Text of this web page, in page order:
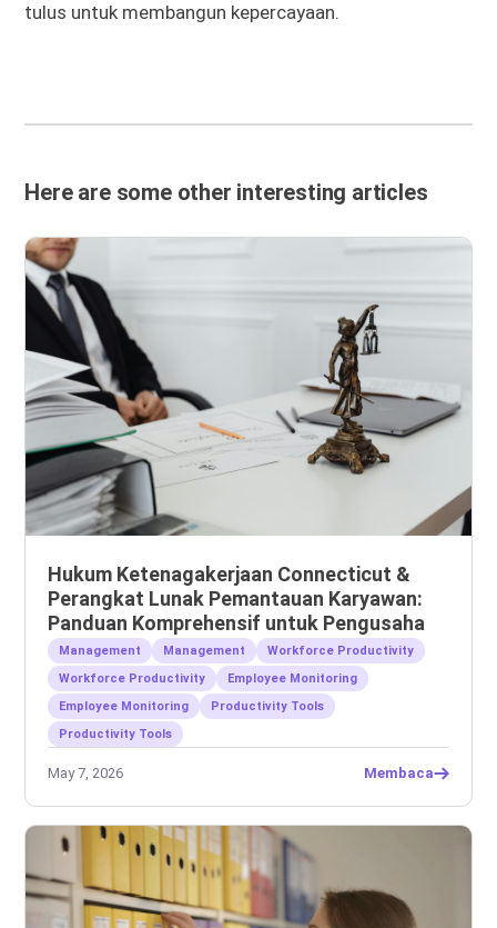
tulus untuk membangun kepercayaan.
Here are some other interesting articles
Hukum Ketenagakerjaan Connecticut &
Perangkat Lunak Pemantauan Karyawan:
Panduan Komprehensif untuk Pengusaha
Management Management
Workforce Productivity
Workforce Productivity
Employee Monitoring
Employee Monitoring
Productivity Tools
Productivity Tools
May 7, 2026 Membaca